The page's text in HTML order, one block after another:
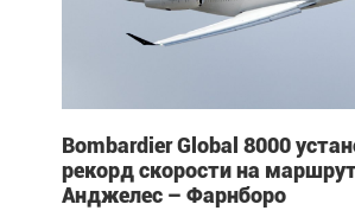
Bombardier Global 8000
рекорд скорости на
Анджелес – Фарнборо